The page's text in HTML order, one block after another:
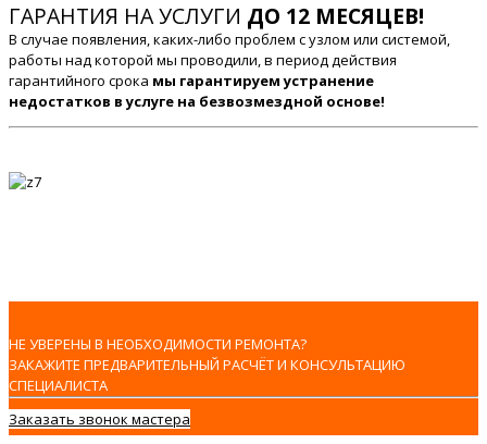
ГАРАНТИЯ НА УСЛУГИ ДО 12 МЕСЯЦЕВ!
В случае появления, каких-либо проблем с узлом или системой,
работы над которой мы проводили, в период действия
гарантийного срока мы гарантируем устранение
недостатков в услуге на безвозмездной основе!
НЕ УВЕРЕНЫ В НЕОБХОДИМОСТИ РЕМОНТА?
ЗАКАЖИТЕ ПРЕДВАРИТЕЛЬНЫЙ РАСЧЁТ И КОНСУЛЬТАЦИЮ
СПЕЦИАЛИСТА
Заказать звонок мастера